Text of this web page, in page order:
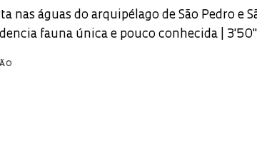
nas águas do arquipélago de São Pedro e
fauna única e pouco conhecida | 3'50"